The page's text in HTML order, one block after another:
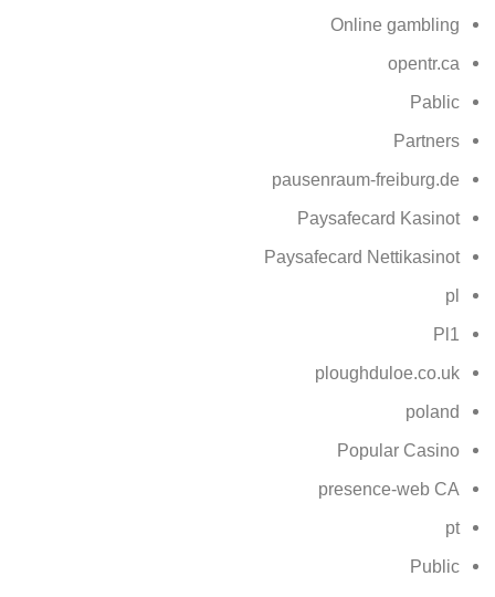
Online gambling
opentr.ca
Pablic
Partners
pausenraum-freiburg.de
Paysafecard Kasinot
Paysafecard Nettikasinot
pl
Pl1
ploughduloe.co.uk
poland
Popular Casino
presence-web CA
pt
Public